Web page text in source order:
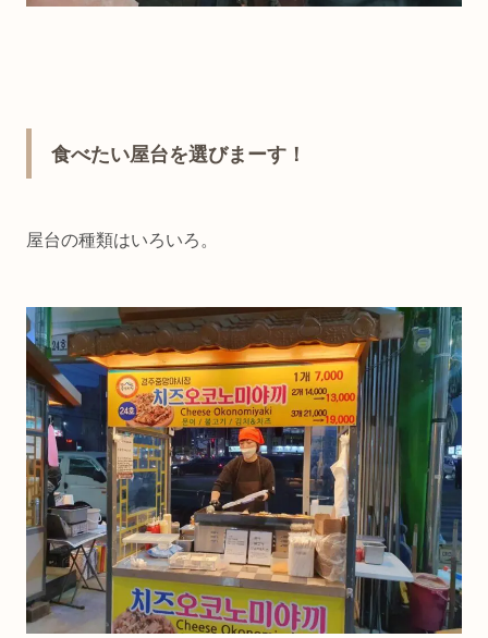
食べたい屋台を選びまーす！
屋台の種類はいろいろ。